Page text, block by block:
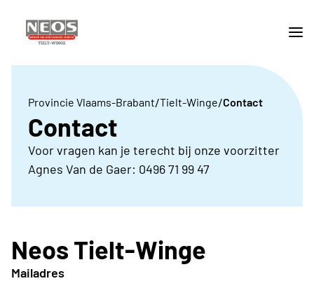
Provincie Vlaams-Brabant/Tielt-Winge/Contact
Contact
Voor vragen kan je terecht bij onze voorzitter
Agnes Van de Gaer: 0496 71 99 47
Neos Tielt-Winge
Mailadres